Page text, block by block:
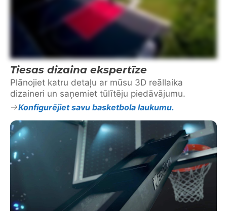
Tiesas dizaina ekspertīze
Plānojiet katru detaļu ar mūsu 3D reāllaika
dizaineri un saņemiet tūlītēju piedāvājumu.
Konfigurējiet savu basketbola laukumu.